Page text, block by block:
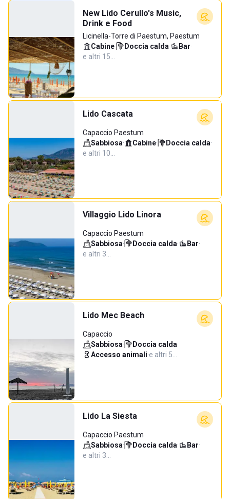
New Lido Cerullo's Music,
Drink e Food
Licinella-Torre di Paestum, Paestum
Cabine· Doccia calda· Bar·
e altri 15…
Lido Cascata
Capaccio Paestum
Sabbiosa· Cabine· Doccia calda·
e altri 10…
Villaggio Lido Linora
Capaccio Paestum
Sabbiosa· Doccia calda· Bar·
e altri 3…
Lido Mec Beach
Capaccio
Sabbiosa· Doccia calda·
Accesso animali·e altri 5…
Lido La Siesta
Capaccio Paestum
Sabbiosa· Doccia calda· Bar·
e altri 3…